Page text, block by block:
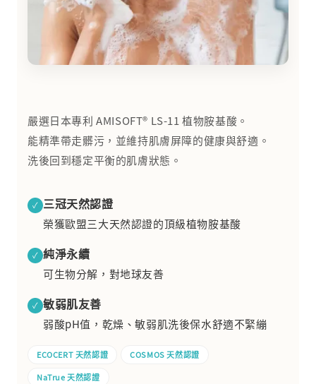
嚴選日本專利 AMISOFT® LS-11 植物胺基酸。
能精準帶走髒污，並維持肌膚屏障的健康與舒適。
洗後回到穩定平衡的肌膚狀態。
✓ 三冠天然認證
榮獲歐盟三大天然認證的頂級植物胺基酸
✓ 純淨永續
可生物分解，對地球友善
✓ 敏弱肌友善
弱酸pH值，乾燥、敏弱肌洗後保水舒適不緊繃
ECOCERT 天然認證
COSMOS 天然認證
NaTrue 天然認證